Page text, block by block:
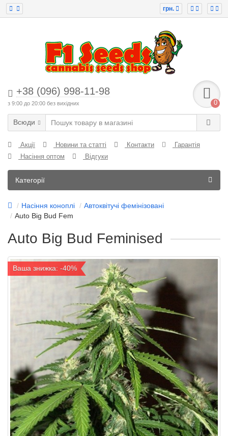
грн.
+38 (096) 998-11-98
з 9:00 до 20:00 без вихідних 0
Всюди
Акції Новини та статті Контакти
Гарантія
Насіння оптом
Відгуки
Категорії
Насіння коноплі
Автоквітучі фемінізовані
Auto Big Bud Fem
Auto Big Bud Feminised
Ваша знижка: -40%